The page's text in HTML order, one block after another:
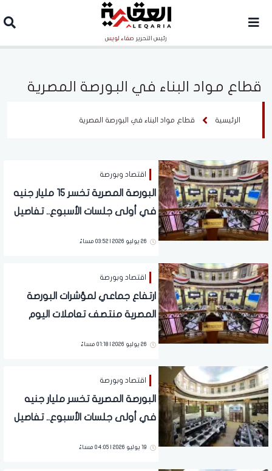
رئيس التحرير صفاء لويس
قطاع مواد البناء في البورصة المصرية
الرئيسية قطاع مواد البناء في البورصة المصرية
اقتصاد وبورصة
البورصة المصرية تخسر 15 مليار جنيه
في أولى جلسات الأسبوع.. تفاصيل
26 يوليو 2026 | 03:52 مساءً
اقتصاد وبورصة
ارتفاع جماعي لمؤشرات البورصة
المصرية منتصف تعاملات اليوم
26 يوليو 2026 | 01:18 مساءً
اقتصاد وبورصة
البورصة المصرية تخسر مليار جنيه
في أولى جلسات الأسبوع.. تفاصيل
19 يوليو 2026 | 04:05 مساءً